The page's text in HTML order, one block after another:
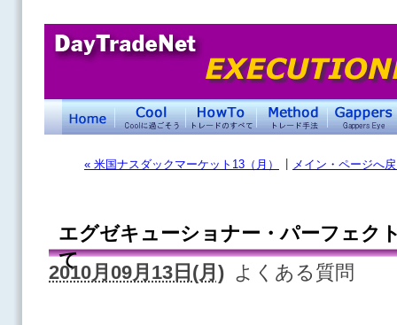
« 米国ナスダックマーケット13（月） メイン・ページへ
エグゼキューショナー・パーフェク
て
2010月09月13日(月) よくある質問